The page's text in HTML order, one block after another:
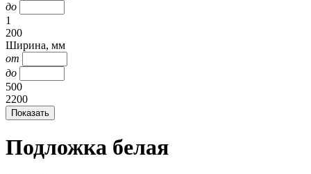
до
1
200
Ширина, мм
от
до
500
2200
Подложка белая